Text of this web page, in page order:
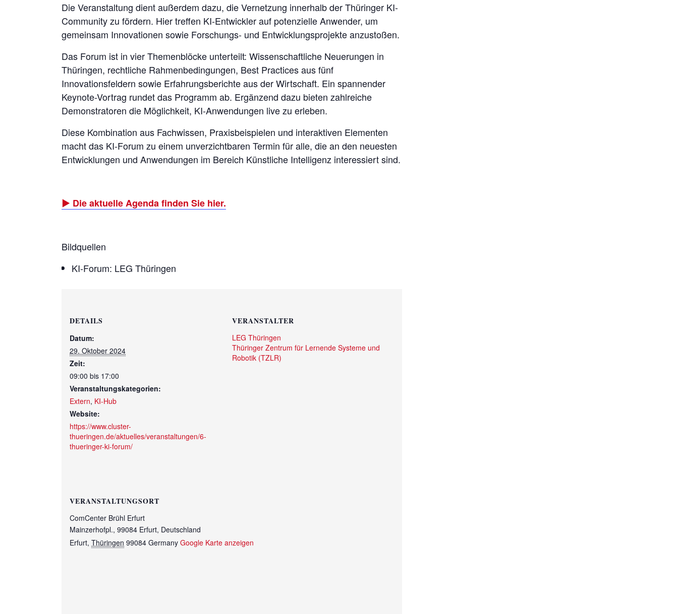
Die Veranstaltung dient außerdem dazu, die Vernetzung innerhalb der Thüringer KI-
Community zu fördern. Hier treffen KI-Entwickler auf potenzielle Anwender, um
gemeinsam Innovationen sowie Forschungs- und Entwicklungsprojekte anzustoßen.
Das Forum ist in vier Themenblöcke unterteilt: Wissenschaftliche Neuerungen in
Thüringen, rechtliche Rahmenbedingungen, Best Practices aus fünf
Innovationsfeldern sowie Erfahrungsberichte aus der Wirtschaft. Ein spannender
Keynote-Vortrag rundet das Programm ab. Ergänzend dazu bieten zahlreiche
Demonstratoren die Möglichkeit, KI-Anwendungen live zu erleben.
Diese Kombination aus Fachwissen, Praxisbeispielen und interaktiven Elementen
macht das KI-Forum zu einem unverzichtbaren Termin für alle, die an den neuesten
Entwicklungen und Anwendungen im Bereich Künstliche Intelligenz interessiert sind.
▶️ Die aktuelle Agenda finden Sie hier.
Bildquellen
KI-Forum: LEG Thüringen
DETAILS
Datum:
29. Oktober 2024
Zeit:
09:00 bis 17:00
Veranstaltungskategorien:
Extern, KI-Hub
Website:
https://www.cluster-
thueringen.de/aktuelles/veranstaltungen/6-
thueringer-ki-forum/
VERANSTALTER
LEG Thüringen
Thüringer Zentrum für Lernende Systeme und
Robotik (TZLR)
VERANSTALTUNGSORT
ComCenter Brühl Erfurt
Mainzerhofpl., 99084 Erfurt, Deutschland
Erfurt, Thüringen 99084 Germany Google Karte anzeigen